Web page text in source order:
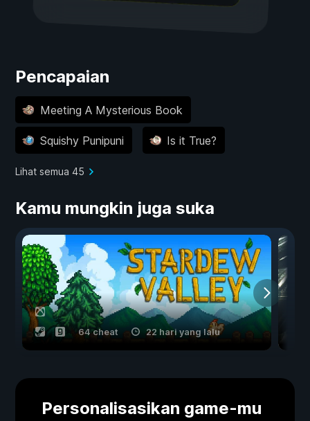
Pencapaian
Meeting A Mysterious Book
Squishy Punipuni Is it True?
Lihat semua 45
Kamu mungkin juga suka
64 cheat 22 hari yang lalu
Personalisasikan game-mu